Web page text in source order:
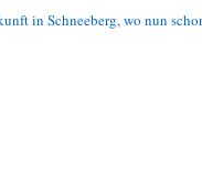
in Schneeberg, wo nun